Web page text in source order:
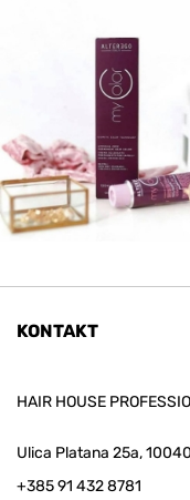
KONTAKT
HAIR HOUSE
Ulica Platana 25a,
+385 91 432 8781